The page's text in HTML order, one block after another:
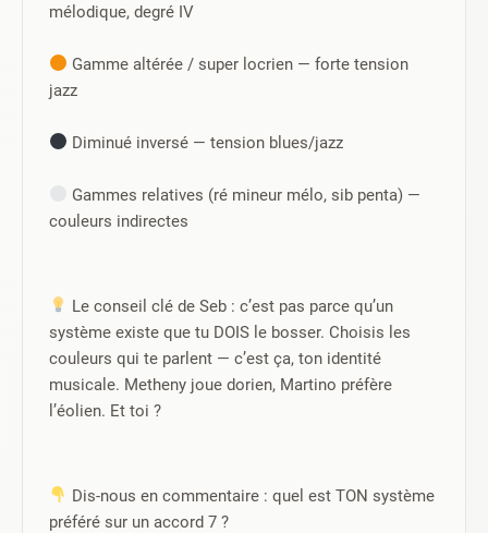
mélodique, degré IV
Gamme altérée / super locrien — forte tension
jazz
Diminué inversé — tension blues/jazz
Gammes relatives (ré mineur mélo, sib penta) —
couleurs indirectes
Le conseil clé de Seb : c’est pas parce qu’un
système existe que tu DOIS le bosser. Choisis les
couleurs qui te parlent — c’est ça, ton identité
musicale. Metheny joue dorien, Martino préfère
l’éolien. Et toi ?
Dis-nous en commentaire : quel est TON système
préféré sur un accord 7 ?